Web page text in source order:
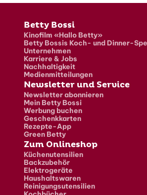
Fusszeile
Betty Bossi
Kinofilm «Hallo Betty»
Betty Bossis Koch- und Dinner-
Unternehmen
Karriere & Jobs
Nachhaltigkeit
Medienmitteilungen
Newsletter und Service
Newsletter abonnieren
Mein Betty Bossi
Werbung buchen
Geschenkkarten
Rezepte-App
Green Betty
Zum Onlineshop
Küchenutensilien
Backzubehör
Elektrogeräte
Haushaltswaren
Reinigungsutensilien